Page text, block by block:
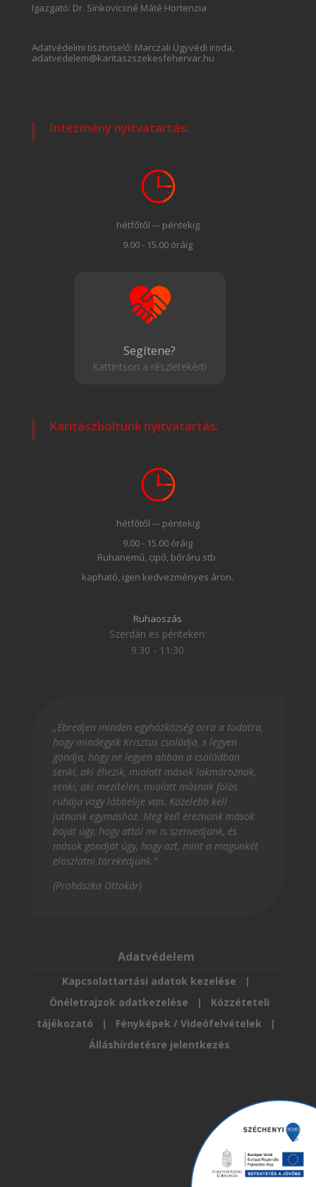
Igazgató: Dr. Sinkovicsné Máté Hortenzia
Adatvédelmi tisztviselő: Marczali Ügyvédi iroda,
adatvedelem@karitaszszekesfehervar.hu
Intézmény nyitvatartás:
hétfőtől -– péntekig
9.00 - 15.00 óráig
Segítene?
Kattintson a részletekért!
Karitászboltunk nyitvatartás:
hétfőtől -– péntekig
9.00 - 15.00 óráig
Ruhanemű, cipő, bőráru stb.
kapható, igen kedvezményes áron.
Ruhaoszás
Szerdán és pénteken:
9.30 - 11:30
„Ébredjen minden egyházközség arra a tudatra,
hogy mindegyik Krisztus családja, s legyen
gondja, hogy ne legyen abban a családban
senki, aki éhezik, mialatt mások lakmároznak,
senki, aki mezítelen, mialatt másnak fölös
ruhája vagy lábbelije van. Közelebb kell
jutnunk egymáshoz. Meg kell éreznünk mások
baját úgy, hogy attól mi is szenvedjünk, és
mások gondját úgy, hogy azt, mint a magunkét
eloszlatni törekedjünk.”
(Prohászka Ottokár)
Adatvédelem
Kapcsolattartási adatok kezelése |
Önéletrajzok adatkezelése
| Közzéteteli
tájékozató | Fényképek / Videófelvételek |
Álláshírdetésre jelentkezés